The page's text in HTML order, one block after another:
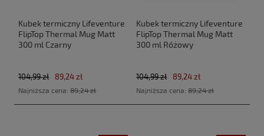
Kubek termiczny Lifeventure
FlipTop Thermal Mug Matt
300 ml Czarny
89,24 zł
104,99 zł
Najniższa cena:89,24 zł
Kubek termiczny Lifeventure
FlipTop Thermal Mug Matt
300 ml Różowy
89,24 zł
104,99 zł
Najniższa cena:89,24 zł